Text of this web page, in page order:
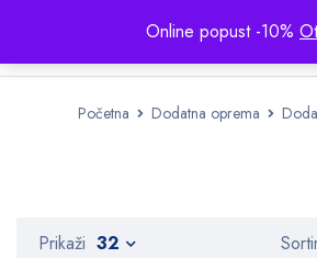
Online popust -10%
Početna Dodatna oprema
Prikaži 32